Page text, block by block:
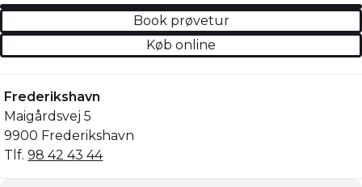
Book prøvetur
Køb online
Frederikshavn
Maigårdsvej 5
9900 Frederikshavn
Tlf.98 42 43 44